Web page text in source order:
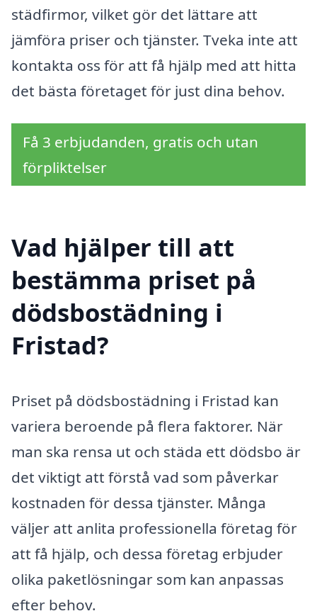
städfirmor, vilket gör det lättare att
jämföra priser och tjänster. Tveka inte att
kontakta oss för att få hjälp med att hitta
det bästa företaget för just dina behov.
Få 3 erbjudanden, gratis och utan
förpliktelser
Vad hjälper till att
bestämma priset på
dödsbostädning i
Fristad?
Priset på dödsbostädning i Fristad kan
variera beroende på flera faktorer. När
man ska rensa ut och städa ett dödsbo är
det viktigt att förstå vad som påverkar
kostnaden för dessa tjänster. Många
väljer att anlita professionella företag för
att få hjälp, och dessa företag erbjuder
olika paketlösningar som kan anpassas
efter behov.